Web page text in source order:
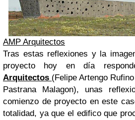
AMP Arquitectos
Tras estas reflexiones y la
proyecto hoy en día
Arquitectos (Felipe Artengo
Pastrana Malagon), unas
comienzo de proyecto en este
totalidad, ya que el edifico que